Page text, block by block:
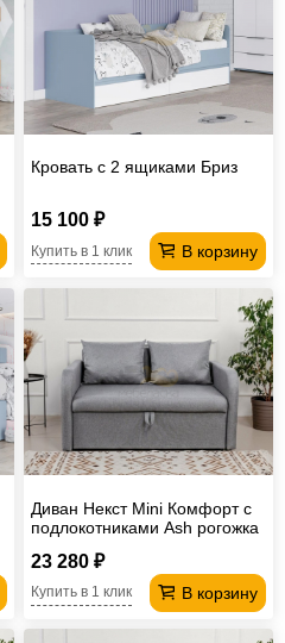
Кровать с 2 ящиками Бриз
15 100 ₽
В корзину
Купить в 1 клик
Диван Некст Mini Комфорт с
подлокотниками Ash рогожка
23 280 ₽
В корзину
Купить в 1 клик